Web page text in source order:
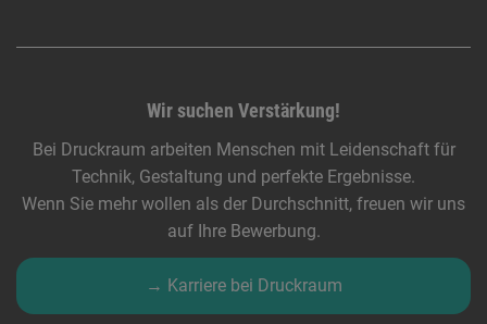
Wir suchen Verstärkung!
Bei Druckraum arbeiten Menschen mit Leidenschaft für
Technik, Gestaltung und perfekte Ergebnisse.
Wenn Sie mehr wollen als der Durchschnitt, freuen wir uns
auf Ihre Bewerbung.
→ Karriere bei Druckraum